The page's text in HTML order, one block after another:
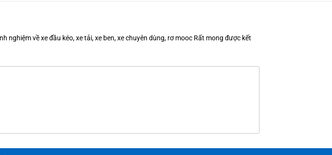
về xe đầu kéo, xe tải, xe ben, xe chuyên dùng, rơ mooc Rất mong được kết